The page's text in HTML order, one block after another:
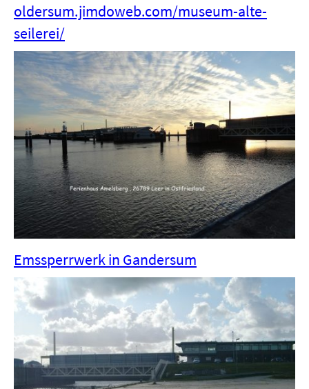
oldersum.jimdoweb.com/museum-alte-
seilerei/
Emssperrwerk in Gandersum